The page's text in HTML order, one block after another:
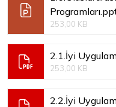
253,00 KB
2.1.İyi
253,00 KB
2.2.İyi